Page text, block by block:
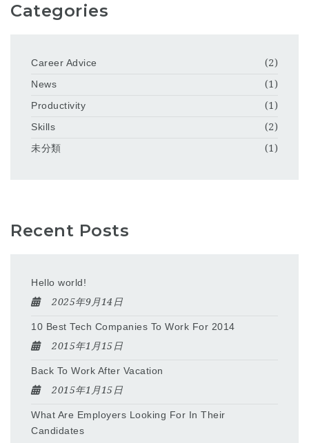
Categories
Career Advice
(2)
News
(1)
Productivity
(1)
Skills
(2)
未分類
(1)
Recent Posts
Hello world!
2025年9月14日
10 Best Tech Companies To Work For 2014
2015年1月15日
Back To Work After Vacation
2015年1月15日
What Are Employers Looking For In Their
Candidates